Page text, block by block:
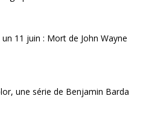
un 11 juin : Mort de John Wayne
une série de Benjamin Barda